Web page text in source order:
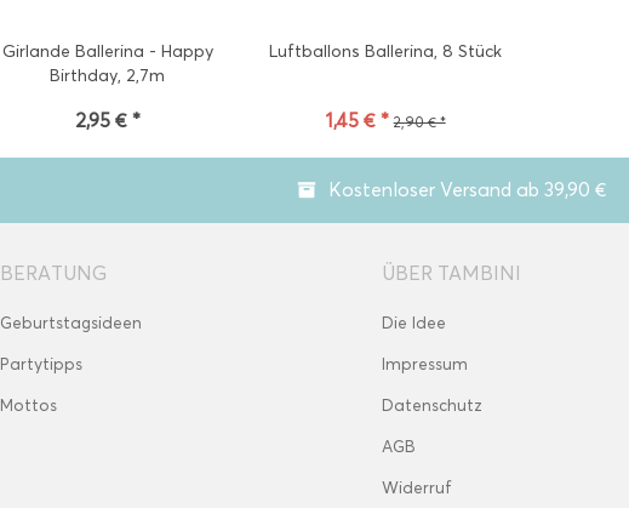
Girlande Ballerina - Happy
Birthday, 2,7m
2,95 € *
Luftballons Ballerina, 8 Stück
1,45 € * 2,90 € *
Kostenloser Versand ab 39,90 €
BERATUNG
Geburtstagsideen
Partytipps
Mottos
ÜBER TAMBINI
Die Idee
Impressum
Datenschutz
AGB
Widerruf